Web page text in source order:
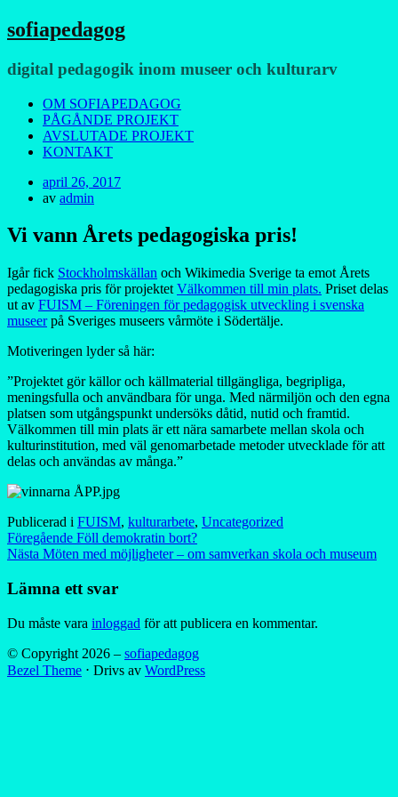
sofiapedagog
digital pedagogik inom museer och kulturarv
Meny
Hoppa
innehåll
OM SOFIAPEDAGOG
PÅGÅNDE PROJEKT
AVSLUTADE PROJEKT
KONTAKT
Publicerad
den
april 26, 2017
av admin
Vi vann Årets pedagogiska pris!
Igår fick Stockholmskällan och Wikimedia Sverige ta emot Årets
pedagogiska pris för projektet Välkommen till min plats. Priset delas
ut av FUISM – Föreningen för pedagogisk utveckling i svenska
museerpå Sveriges museers vårmöte i Södertälje.
Motiveringen lyder så här:
”Projektet gör källor och källmaterial tillgängliga, begripliga,
meningsfulla och användbara för unga. Med närmiljön och den egna
platsen som utgångspunkt undersöks dåtid, nutid och framtid.
Välkommen till min plats är ett nära samarbete mellan skola och
kulturinstitution, med väl genomarbetade metoder utvecklade för att
delas och användas av många.”
Publicerad i FUISM, kulturarbete, Uncategorized
Inläggsnavigering
Föregående Föll demokratin bort?
Nästa Möten med möjligheter – om samverkan skola och museum
Lämna ett svar
Du måste vara inloggad för att publicera en kommentar.
© Copyright 2026 – sofiapedagog
Bezel Theme ⋅ Drivs av WordPress